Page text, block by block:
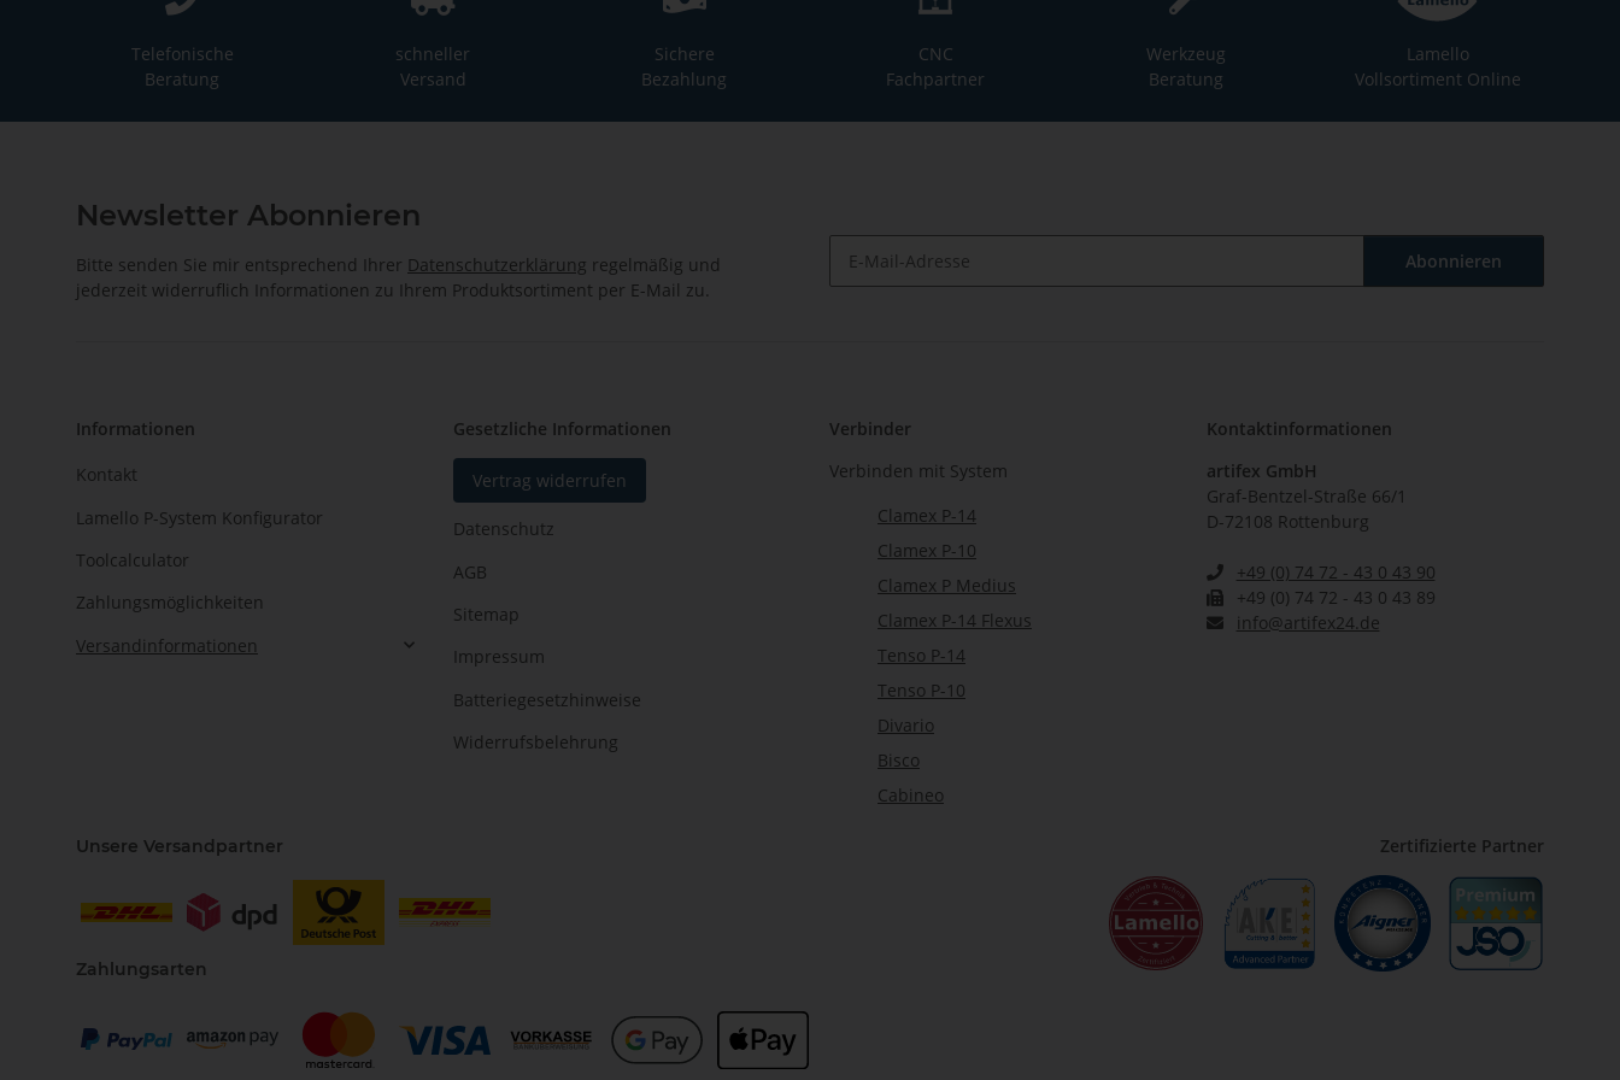
Telefonische
Beratung
schneller
Versand
Sichere
Bezahlung
CNC
Fachpartner
Werkzeug
Beratung
Lamello
Vollsortiment Online
Newsletter Abonnieren
Bitte senden Sie mir entsprechend Ihrer Datenschutzerklärung regelmäßig und
jederzeit widerruflich Informationen zu Ihrem Produktsortiment per E-Mail zu.
Abonnieren
Informationen
Kontakt
Lamello P-System Konfigurator
Toolcalculator
Zahlungsmöglichkeiten
Versandinformationen
Gesetzliche Informationen
Vertrag widerrufen
Datenschutz
AGB
Sitemap
Impressum
Batteriegesetzhinweise
Widerrufsbelehrung
Verbinder
Verbinden mit System
Clamex P-14
Clamex P-10
Clamex P Medius
Clamex P-14 Flexus
Tenso P-14
Tenso P-10
Divario
Bisco
Cabineo
Kontaktinformationen
artifex GmbH
Graf-Bentzel-Straße 66/1
D-72108 Rottenburg
+49 (0) 74 72 - 43 0 43 90
+49 (0) 74 72 - 43 0 43 89
info@artifex24.de
Unsere Versandpartner
Zahlungsarten
Zertifizierte Partner